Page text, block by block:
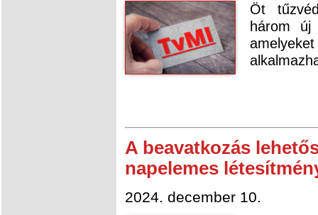
Öt
három új
A beavatkozás
napelemes
2024. december 10.